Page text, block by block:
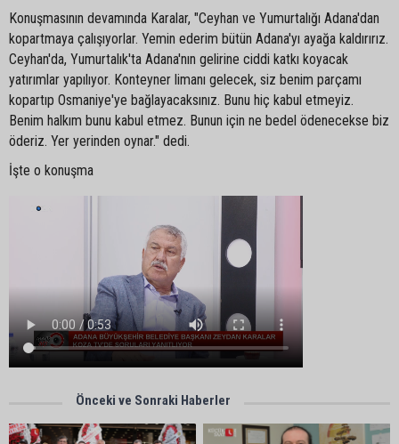
Konuşmasının devamında Karalar, "Ceyhan ve Yumurtalığı Adana'dan
kopartmaya çalışıyorlar. Yemin ederim bütün Adana'yı ayağa kaldırırız.
Ceyhan'da, Yumurtalık'ta Adana'nın gelirine ciddi katkı koyacak
yatırımlar yapılıyor. Konteyner limanı gelecek, siz benim parçamı
kopartıp Osmaniye'ye bağlayacaksınız. Bunu hiç kabul etmeyiz.
Benim halkım bunu kabul etmez. Bunun için ne bedel ödenecekse biz
öderiz. Yer yerinden oynar." dedi.
İşte o konuşma
Önceki ve Sonraki Haberler